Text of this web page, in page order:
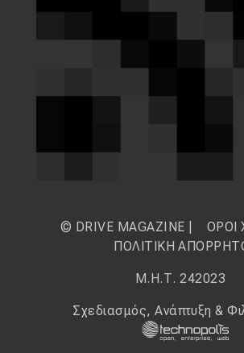
© DRIVE MAGAZINE | ΟΡΟΙ
ΠΟΛΙΤΙΚΗ
Μ.Η.Τ. 242023
Σχεδιασμός, Ανάπτυξη &